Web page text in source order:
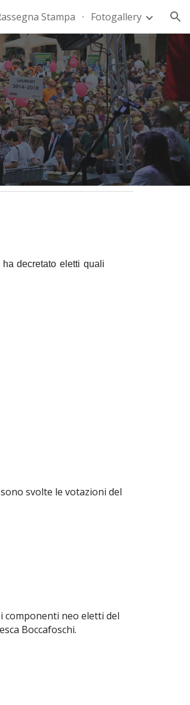
Stampa Fotogallery
decretato eletti quali
svolte le votazioni del
componenti neo eletti del
Boccafoschi.